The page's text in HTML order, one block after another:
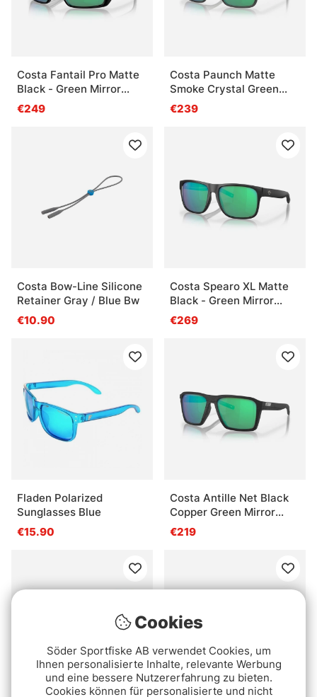
Costa Fantail Pro Matte
Black - Green Mirror
580G
€249
Costa Paunch Matte
Smoke Crystal Green
Mirror 580G
€239
Costa Bow-Line Silicone
Retainer Gray / Blue Bw
€10.90
Costa Spearo XL Matte
Black - Green Mirror
580G
€269
Fladen Polarized
Sunglasses Blue
€15.90
Costa Antille Net Black
Copper Green Mirror
580G
€219
Cookies
Söder Sportfiske AB verwendet Cookies, um
Ihnen personalisierte Inhalte, relevante Werbung
und eine bessere Nutzererfahrung zu bieten.
Cookies können für personalisierte und nicht